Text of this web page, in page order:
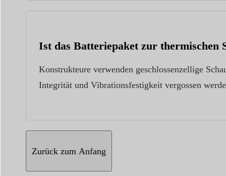
Ist das Batteriepaket zur thermischen
Konstrukteure verwenden geschlossenzellige
Integrität und Vibrationsfestigkeit vergossen
Zurück zum Anfang